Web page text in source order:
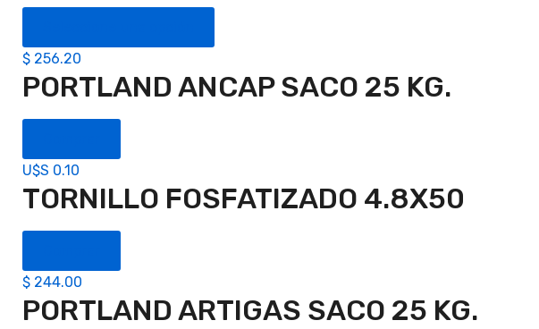
$ 256.20
PORTLAND ANCAP SACO 25 KG.
U$S 0.10
TORNILLO FOSFATIZADO 4.8X50
$ 244.00
PORTLAND ARTIGAS SACO 25 KG.